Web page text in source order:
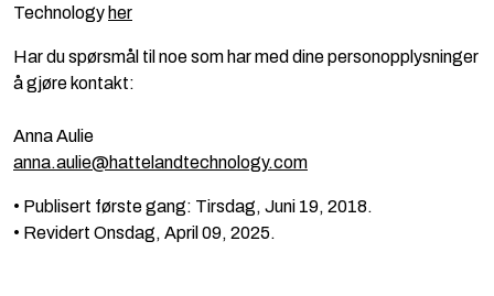
Technology her
Har du spørsmål til noe som har med dine personopplysninger
å gjøre kontakt:
Anna Aulie
anna.aulie@hattelandtechnology.com
• Publisert første gang: Tirsdag, Juni 19, 2018.
• Revidert Onsdag, April 09, 2025.